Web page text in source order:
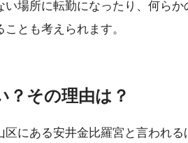
場所に転勤になったり、何ら
とも考えられます。
？その理由は？
にある安井金比羅宮と言われ